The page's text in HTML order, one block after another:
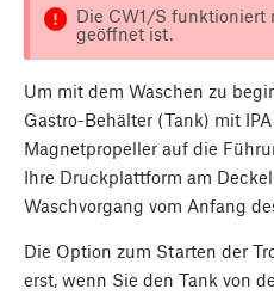
Die CW1/S funktioniert
geöffnet ist.
Um mit dem Waschen zu
Gastro-Behälter (Tank) mit
Magnetpropeller auf die
Ihre Druckplattform am
Waschvorgang vom Anfang
Die Option zum Starten der
erst, wenn Sie den Tank von